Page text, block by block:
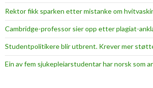
Rektor fikk sparken etter mistanke om
Cambridge-professor sier opp etter plagiat-
Studentpolitikere blir utbrent. Krever mer
Ein av fem sjukepleiar­studentar har norsk som